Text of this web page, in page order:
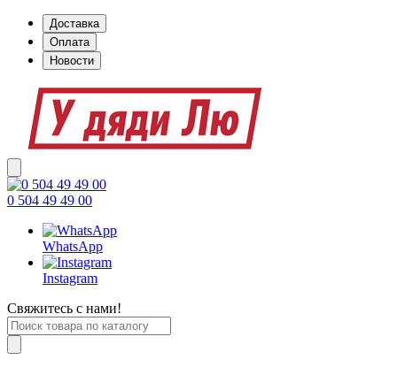
Доставка
Оплата
Новости
0 504 49 49 00
WhatsApp
Instagram
Свяжитесь с нами!